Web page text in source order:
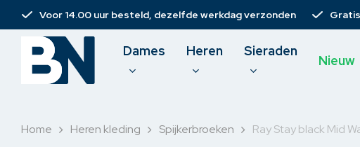
Voor 14.00 uur besteld, dezelfde werkdag verzonden
Dames Heren Sieraden
Nieuw
Home Heren kleding Spijkerbroeken Ray Stay black Mid